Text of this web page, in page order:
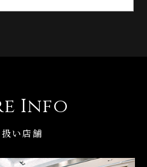
Info
い店舗